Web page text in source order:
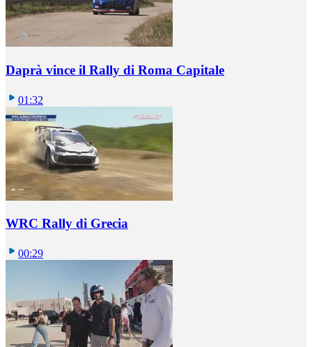
Daprà vince il Rally di Roma Capitale
01:32
WRC Rally di Grecia
00:29